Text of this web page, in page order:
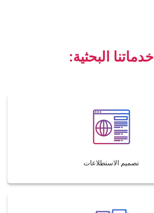
خدماتنا البحثية:
تصميم الاستطلاعات